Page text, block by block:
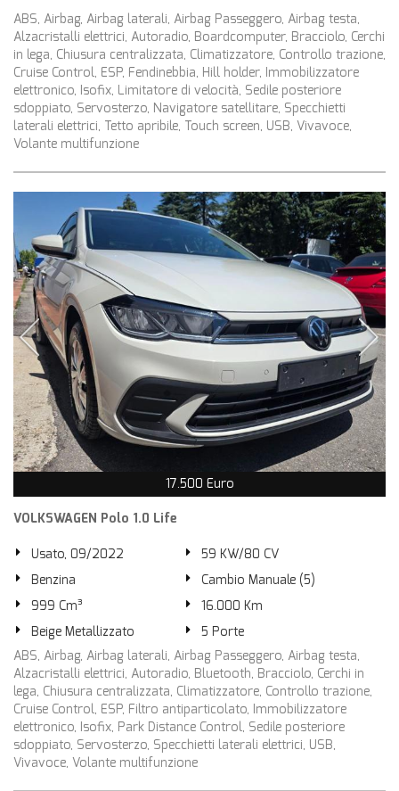
ABS, Airbag, Airbag laterali, Airbag Passeggero, Airbag testa,
Alzacristalli elettrici, Autoradio, Boardcomputer, Bracciolo, Cerchi
in lega, Chiusura centralizzata, Climatizzatore, Controllo trazione,
Cruise Control, ESP, Fendinebbia, Hill holder, Immobilizzatore
elettronico, Isofix, Limitatore di velocità, Sedile posteriore
sdoppiato, Servosterzo, Navigatore satellitare, Specchietti
laterali elettrici, Tetto apribile, Touch screen, USB, Vivavoce,
Volante multifunzione
17.500 Euro
VOLKSWAGEN Polo 1.0 Life
Usato, 09/2022
59 KW/80 CV
Benzina
Cambio Manuale (5)
999 Cm³
16.000 Km
Beige Metallizzato
5 Porte
ABS, Airbag, Airbag laterali, Airbag Passeggero, Airbag testa,
Alzacristalli elettrici, Autoradio, Bluetooth, Bracciolo, Cerchi in
lega, Chiusura centralizzata, Climatizzatore, Controllo trazione,
Cruise Control, ESP, Filtro antiparticolato, Immobilizzatore
elettronico, Isofix, Park Distance Control, Sedile posteriore
sdoppiato, Servosterzo, Specchietti laterali elettrici, USB,
Vivavoce, Volante multifunzione